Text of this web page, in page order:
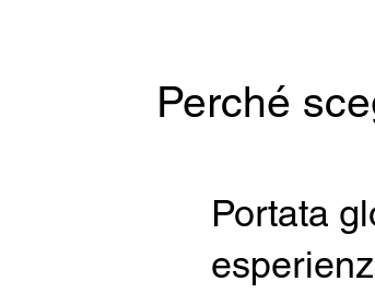
Perché
Portata